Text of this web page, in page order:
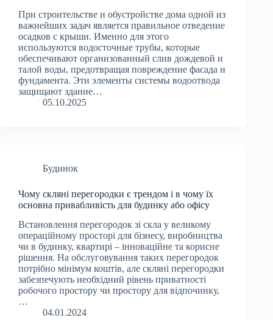
При строительстве и обустройстве дома одной из
важнейших задач является правильное отведение
осадков с крыши. Именно для этого
используются водосточные трубы, которые
обеспечивают организованный слив дождевой и
талой воды, предотвращая повреждение фасада и
фундамента. Эти элементы системы водоотвода
защищают здание…
05.10.2025
Будинок
Чому скляні перегородки є трендом і в чому їх
основна привабливість для будинку або офісу
Встановлення перегородок зі скла у великому
операційному просторі для бізнесу, виробництва
чи в будинку, квартирі – інноваційне та корисне
рішення. На обслуговування таких перегородок
потрібно мінімум коштів, але скляні перегородки
забезпечують необхідний рівень приватності
робочого простору чи простору для відпочинку,
…
04.01.2024